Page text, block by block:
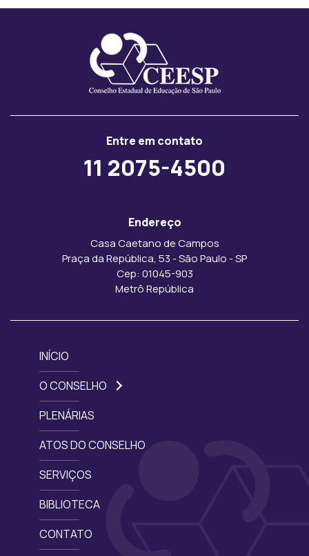
Entre em contato
11 2075-4500
Endereço
Casa Caetano de Campos
Praça da República, 53 - São Paulo - SP
Cep: 01045-903
Metrô República
INÍCIO
O CONSELHO
PLENÁRIAS
ATOS DO CONSELHO
SERVIÇOS
BIBLIOTECA
CONTATO